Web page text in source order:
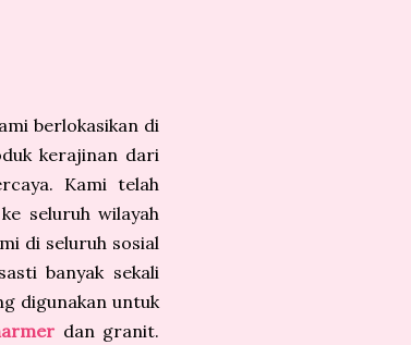
berlokasikan di
kerajinan dari
Kami telah
seluruh wilayah
di seluruh sosial
banyak sekali
digunakan untuk
dan granit.